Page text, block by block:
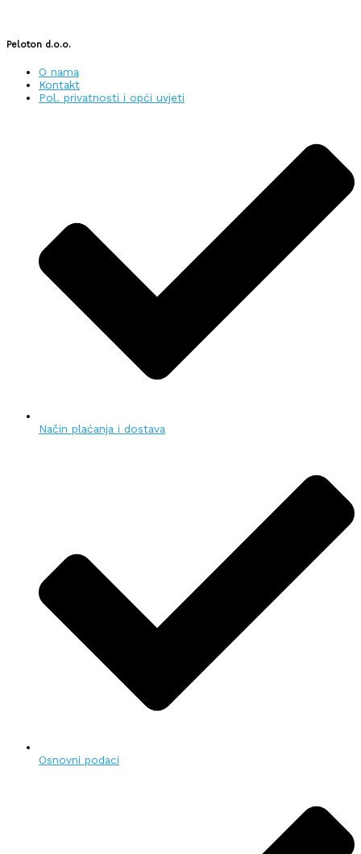
Peloton d.o.o.
O nama
Kontakt
Pol. privatnosti i opći uvjeti
Način plaćanja i dostava
Osnovni podaci